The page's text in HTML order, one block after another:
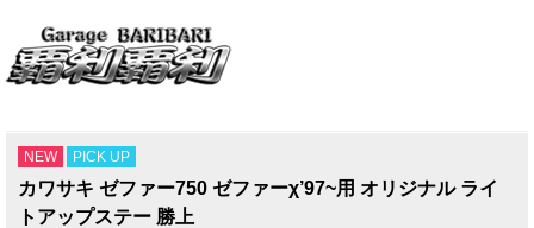
NEW PICK UP
カワサキ ゼファー750 ゼファーχ’97~用 オリジナル ライ
トアップステー 勝上